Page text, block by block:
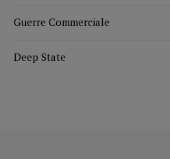
Guerre Commerciale
Deep State